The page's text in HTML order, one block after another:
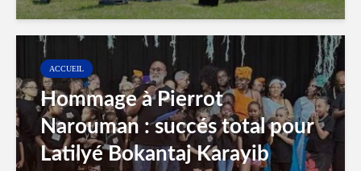
ACCUEIL
Hommage à Pierrot
Narouman : succés total pour
Latilyé Bokantaj Karayib